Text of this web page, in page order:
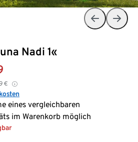
Nadi 1«
€
eines vergleichbaren
im Warenkorb möglich